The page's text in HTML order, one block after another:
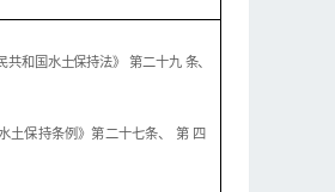
共和国水土保持法》 第二十九 条、
土保持条例》第二十七条、 第 四